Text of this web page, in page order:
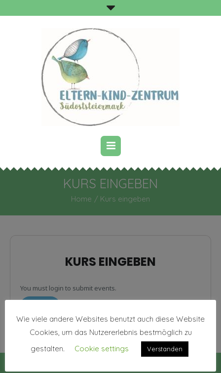
KURS EINGEBEN
Home / Kurs eingeben
KURS EINGEBEN
You must login to submit events.
Wie viele andere Websites benutzt auch diese Website
Cookies, um das Nutzererlebnis bestmöglich zu
gestalten.
Cookie settings Verstanden